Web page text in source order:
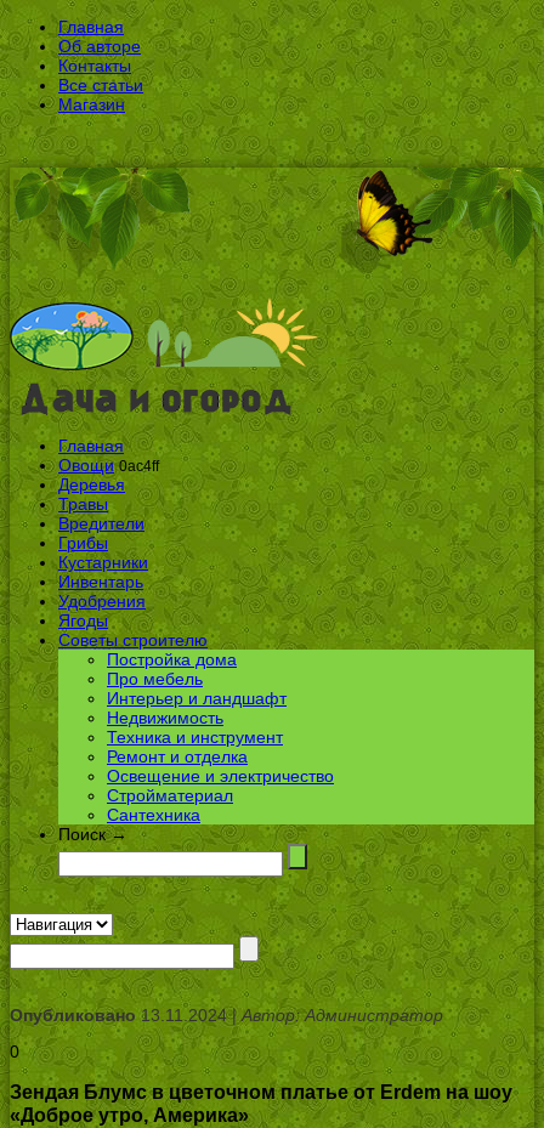
Главная
Об авторе
Контакты
Все статьи
Магазин
Главная
Овощи 0ac4ff
Деревья
Травы
Вредители
Грибы
Кустарники
Инвентарь
Удобрения
Ягоды
Советы строителю
Постройка дома
Про мебель
Интерьер и ландшафт
Недвижимость
Техника и инструмент
Ремонт и отделка
Освещение и электричество
Стройматериал
Сантехника
Поиск →
Опубликовано13.11.2024 | Автор: Администратор
0
Зендая Блумс в цветочном платье от Erdem на шоу
«Доброе утро, Америка»